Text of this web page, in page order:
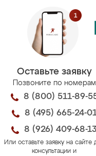
Оставьте заявку
Позвоните по номерам
8 (800) 511-89-
8 (495) 665-24-
8 (926) 409-68-13
Или оставьте заявку на сайте
консультации и